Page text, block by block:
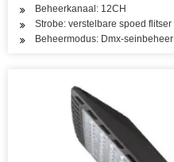
Beheerkanaal: 12CH
Strobe: verstelbare spoed flitser
Beheermodus: Dmx-seinbeheer